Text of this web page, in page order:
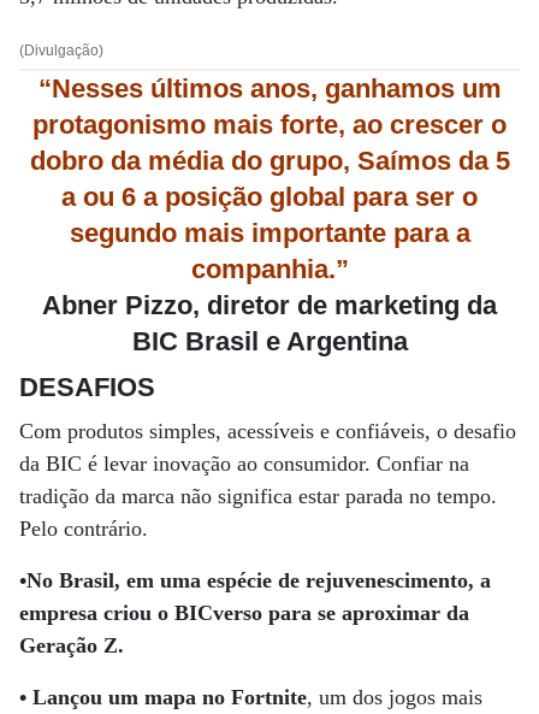
(Divulgação)
“Nesses últimos anos, ganhamos um
protagonismo mais forte, ao crescer o
dobro da média do grupo, Saímos da 5
a ou 6 a posição global para ser o
segundo mais importante para a
companhia.”
Abner Pizzo, diretor de marketing da
BIC Brasil e Argentina
DESAFIOS
Com produtos simples, acessíveis e confiáveis, o desafio
da BIC é levar inovação ao consumidor. Confiar na
tradição da marca não significa estar parada no tempo.
Pelo contrário.
•No Brasil, em uma espécie de rejuvenescimento, a
empresa criou o BICverso para se aproximar da
Geração Z.
• Lançou um mapa no Fortnite, um dos jogos mais